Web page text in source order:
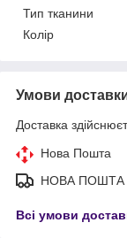
Тип тканини
Колір
Умови
Доставка
Нова Пошта
НОВА ПОШТА
Всі умови